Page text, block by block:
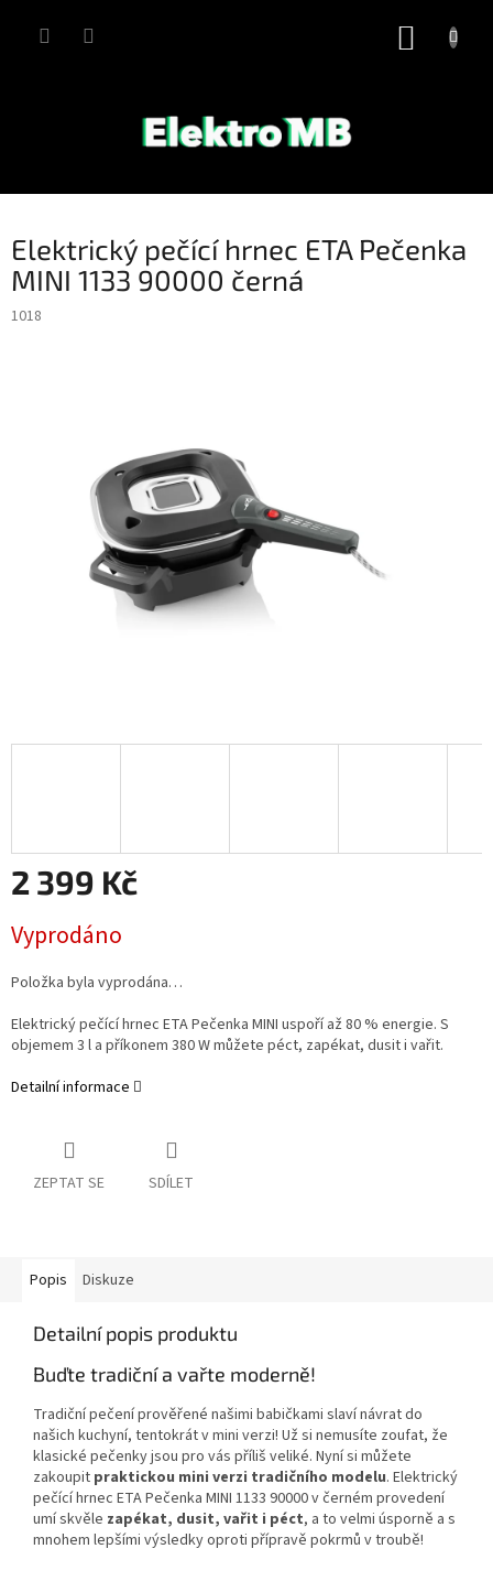
Elektrický pečící hrnec ETA Pečenka
MINI 1133 90000 černá
1018
2 399 Kč
cena:
Vyprodáno
Položka byla vyprodána…
Elektrický pečící hrnec ETA Pečenka MINI uspoří až 80 % energie. S
objemem 3 l a příkonem 380 W můžete péct, zapékat, dusit i vařit.
Detailní informace
ZEPTAT SE SDÍLET
Popis Diskuze
Detailní popis produktu
Buďte tradiční a vařte moderně!
Tradiční pečení prověřené našimi babičkami slaví návrat do
našich kuchyní, tentokrát v mini verzi! Už si nemusíte zoufat, že
klasické pečenky jsou pro vás příliš veliké. Nyní si můžete
zakoupit praktickou mini verzi tradičního modelu. Elektrický
pečící hrnec ETA Pečenka MINI 1133 90000 v černém provedení
umí skvěle zapékat, dusit, vařit i péct, a to velmi úsporně a s
mnohem lepšími výsledky oproti přípravě pokrmů v troubě!